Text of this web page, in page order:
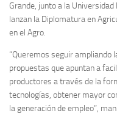
Grande, junto a la
lanzan la Diplomatura en
en el Agro.
“Queremos seguir ampliando
propuestas que apuntan a
productores a través de la
tecnologías, obtener mayor
la generación de empleo”,